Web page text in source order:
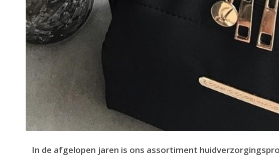
In de afgelopen jaren is ons assortiment